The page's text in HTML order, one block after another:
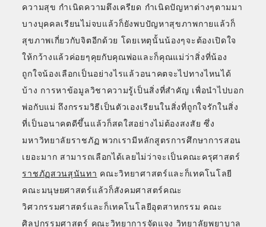
ความสุข กำเนิดความตึงเครียด กำเนิดปัญหาต่างๆตามมา
บางบุคคลเรียนไม่จบแล้วก็ยังพบปัญหาสุขภาพกายแล้วก็
สุขภาพเกี่ยวกับจิตอีกด้วย โดยเหตุนั้นน้องๆจะต้องเปิดใจ
ให้กว้างแล้วค่อยๆคุยกับคุณพ่อและก็คุณแม่ว่าสิ่งที่น้อง
ถูกใจน้องเลือกเป็นอย่างไรแล้วอนาคตจะไปทางไหนได้
บ้าง การหาข้อมูลวิชาความรู้เป็นสิ่งที่สำคัญ เพื่อนำไปบอก
พ่อกับแม่ ถึงกรรมวิธีเป็นตัวเองเรียนในสิ่งที่ถูกใจรักในสิ่ง
ที่เป็นอนาคตดีขึ้นแล้วก็สดใสอย่างไม่ต้องสงสัย ซึ่ง
มหาวิทยาลัยราชภัฏ พวกเรามีหลักสูตรการศึกษาการสอน
เยอะมาก สามารถเลือกได้เลยไม่ว่าจะเป็นคณะครุศาสตร์
ราชภัฏสวนสุนันทา คณะวิทยาศาสตร์และก็เทคโนโลยี
คณะมนุษยศาสตร์แล้วก็สังคมศาสตร์คณะ
วิศวกรรมศาสตร์และก็เทคโนโลยีอุตสาหกรรม คณะ
ศิลปกรรมศาสตร์ คณะวิทยาการจัดแจง วิทยาลัยพยาบาล